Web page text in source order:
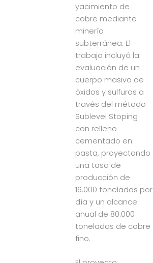
yacimiento de
cobre mediante
minería
subterránea. El
trabajo incluyó la
evaluación de un
cuerpo masivo de
óxidos y sulfuros a
través del método
Sublevel Stoping
con relleno
cementado en
pasta, proyectando
una tasa de
producción de
16.000 toneladas por
día y un alcance
anual de 80.000
toneladas de cobre
fino.